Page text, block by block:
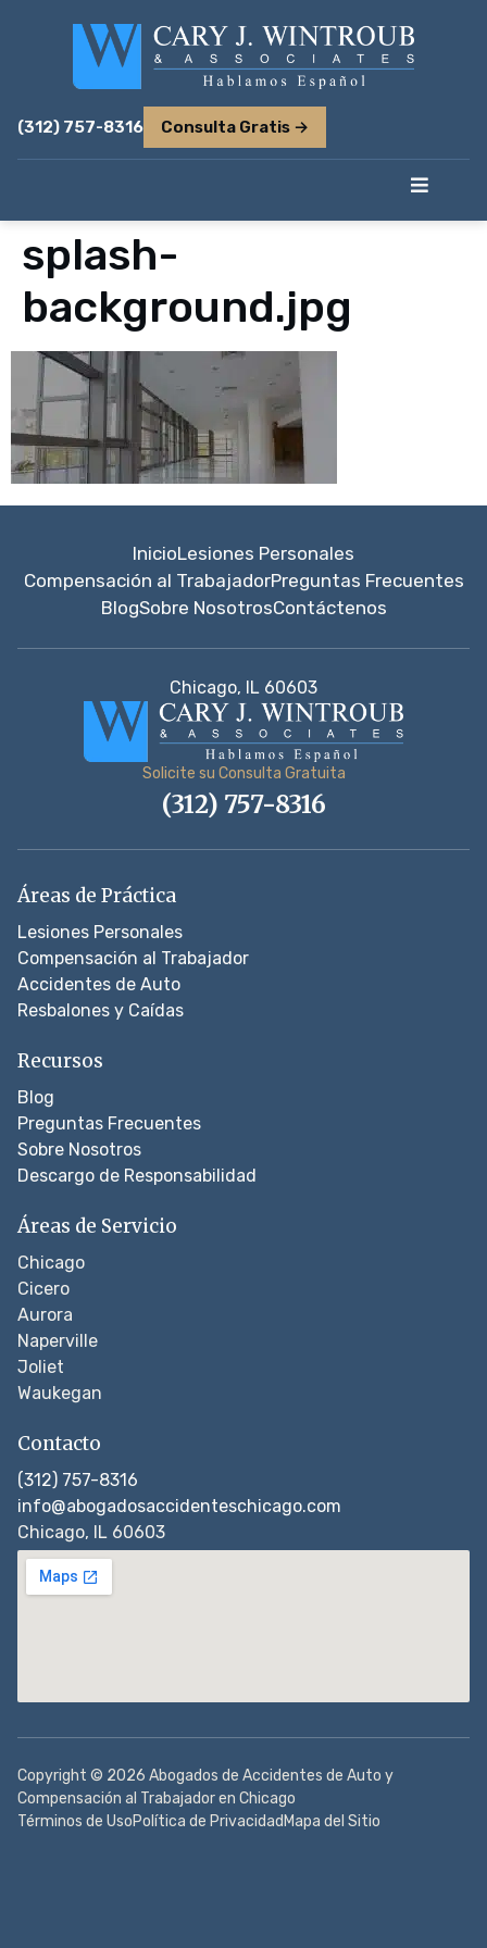
(312) 757-8316 Consulta Gratis →
splash-
background.jpg
InicioLesiones Personales
Compensación al TrabajadorPreguntas Frecuentes
BlogSobre NosotrosContáctenos
Chicago, IL 60603
Solicite su Consulta Gratuita
(312) 757-8316
Áreas de Práctica
Lesiones Personales
Compensación al Trabajador
Accidentes de Auto
Resbalones y Caídas
Recursos
Blog
Preguntas Frecuentes
Sobre Nosotros
Descargo de Responsabilidad
Áreas de Servicio
Chicago
Cicero
Aurora
Naperville
Joliet
Waukegan
Contacto
(312) 757-8316
info@abogadosaccidenteschicago.com
Chicago, IL 60603
Copyright © 2026 Abogados de Accidentes de Auto y
Compensación al Trabajador en Chicago
Términos de UsoPolítica de Privacidad Mapa del Sitio